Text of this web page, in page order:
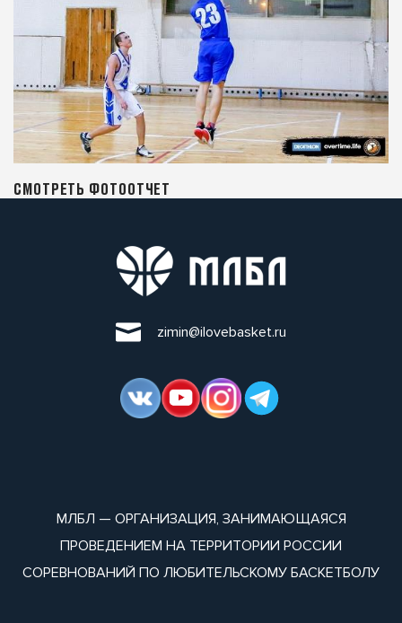
СМОТРЕТЬ ФОТООТЧЕТ
zimin@ilovebasket.ru
МЛБЛ — ОРГАНИЗАЦИЯ, ЗАНИМАЮЩАЯСЯ
ПРОВЕДЕНИЕМ НА ТЕРРИТОРИИ РОССИИ
СОРЕВНОВАНИЙ ПО ЛЮБИТЕЛЬСКОМУ БАСКЕТБОЛУ